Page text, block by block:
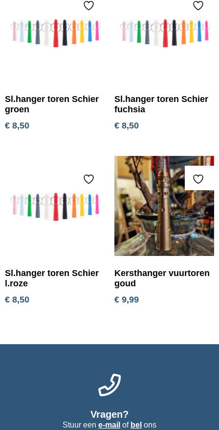
Sl.hanger toren Schier
groen
€ 8,50
Sl.hanger toren Schier
fuchsia
€ 8,50
Sl.hanger toren Schier
l.roze
€ 8,50
Kersthanger vuurtoren
goud
€ 9,99
Vragen?
Stuur een e-mail of bel ons